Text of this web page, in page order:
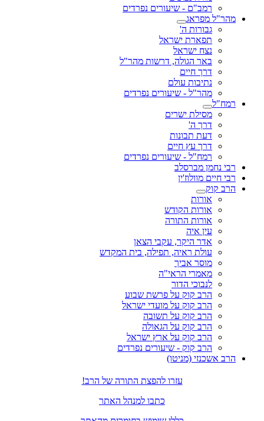
רמב"ם - שיעורים נפרדים
מהר"ל מפראג
גבורות ה'
תפארת ישראל
נצח ישראל
באר הגולה, דרשות מהר"ל
דרך חיים
נתיבות עולם
מהר"ל - שיעורים נפרדים
רמח"ל
מסילת ישרים
דרך ה'
דעת תבונות
דרך עץ חיים
רמח"ל - שיעורים נפרדים
רבי נחמן מברסלב
רבי חיים מוולוז'ין
הרב קוק
אורות
אורות הקודש
אורות התורה
עין איה
אדר היקר, עקבי הצאן
עולת ראיה, תפילה, בית המקדש
מוסר אביך
מאמרי הראי"ה
לנבוכי הדור
הרב קוק על פרשת שבוע
הרב קוק על מועדי ישראל
הרב קוק על תשובה
הרב קוק על הגאולה
הרב קוק על ארץ ישראל
הרב קוק - שיעורים נפרדים
הרב אשכנזי (מניטו)
עזרו להפצת התורה של הרב!
כתבו למנהל האתר